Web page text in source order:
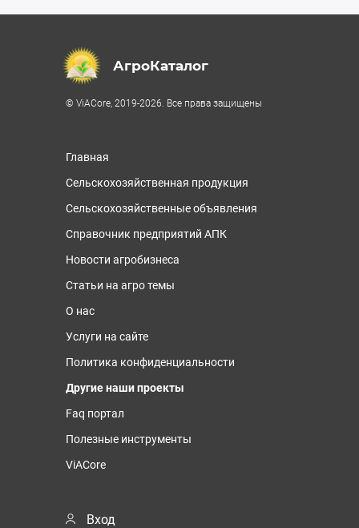
АгроКаталог
© ViACore, 2019-2026. Все права защищены
Главная
Сельскохозяйственная продукция
Сельскохозяйственные объявления
Справочник предприятий АПК
Новости агробизнеса
Статьи на агро темы
О нас
Услуги на сайте
Политика конфиденциальности
Другие наши проекты
Faq портал
Полезные инструменты
ViACore
Вход